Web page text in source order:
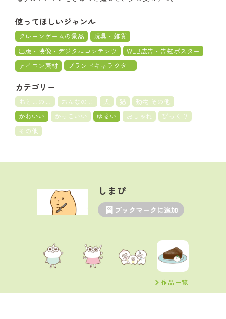
使ってほしいジャンル
クレーンゲームの景品
玩具・雑貨
出版・映像・デジタルコンテンツ
WEB広告・告知ポスター
アイコン素材
ブランドキャラクター
カテゴリー
おとこのこ おんなのこ 犬 猫
動物 その他
かわいい
かっこいい ゆるい おしゃれ
びっくり
その他
しまぴ
ブックマークに追加
作品一覧